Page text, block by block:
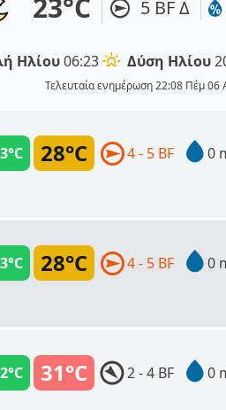
23°C 5 BF Δ
Ηλίου06:23 Δύση Ηλίου
Τελευταία ενημέρωση 22:08 Πέμ 06
28°C 4 - 5 BF 0
28°C 4 - 5 BF 0
31°C 2 - 4 BF 0